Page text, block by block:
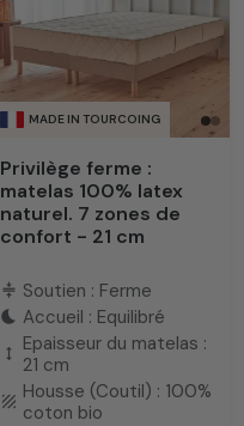
MADE IN TOURCOING
Privilège ferme :
matelas 100% latex
naturel. 7 zones de
confort - 21 cm
compress Soutien : Ferme
bedtime Accueil : Equilibré
height
Epaisseur du matelas :
21 cm
texture Housse (Coutil) : 100%
coton bio